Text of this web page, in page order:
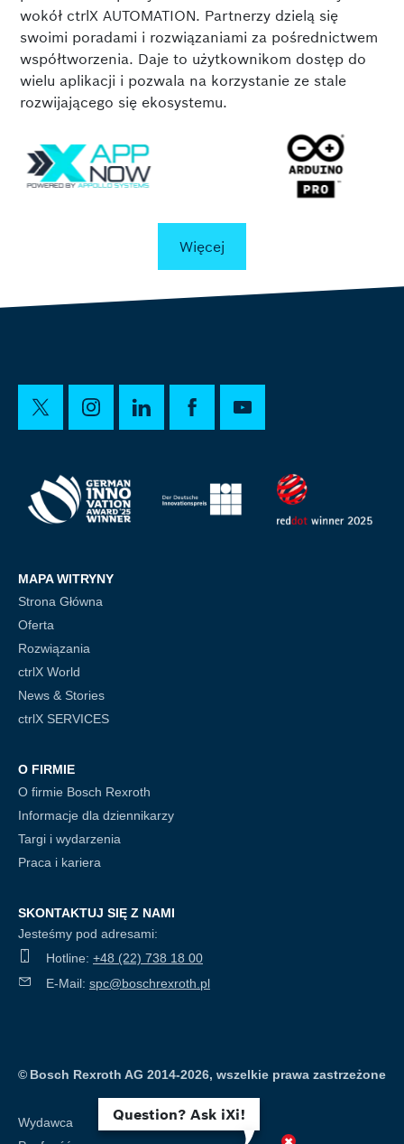
Question? Ask iXi!
wokół ctrlX AUTOMATION. Partnerzy dzielą się
swoimi poradami i rozwiązaniami za pośrednictwem
współtworzenia. Daje to użytkownikom dostęp do
wielu aplikacji i pozwala na korzystanie ze stale
rozwijającego się ekosystemu.
Więcej
MAPA WITRYNY
Strona Główna
Oferta
Rozwiązania
ctrlX World
News & Stories
ctrlX SERVICES
O FIRMIE
O firmie Bosch Rexroth
Informacje dla dziennikarzy
Targi i wydarzenia
Praca i kariera
SKONTAKTUJ SIĘ Z NAMI
Jesteśmy pod adresami:
Hotline: +48 (22) 738 18 00
E-Mail: spc@boschrexroth.pl
© Bosch Rexroth AG 2014-2026, wszelkie prawa zastrzeżone
Wydawca